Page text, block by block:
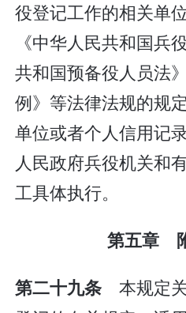
役登记工作的相关单
《中华人民共和国兵
共和国预备役人员法
例》等法律法规的规
单位或者个人信用记
人民政府兵役机关和
工具体执行。
第五
第二十九条 本规定